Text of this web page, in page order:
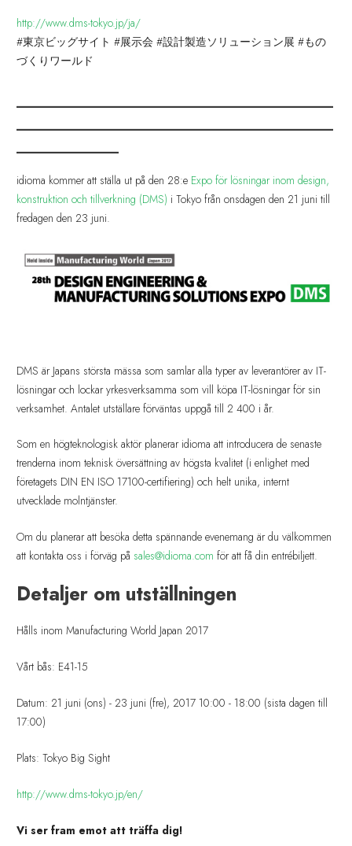
http://www.dms-tokyo.jp/ja/
#東京ビッグサイト #展示会 #設計製造ソリューション展 #もの
づくりワールド
_______________________________
_______________________________
__________
idioma kommer att ställa ut på den 28:e Expo för lösningar inom design,
konstruktion och tillverkning (DMS) i Tokyo från onsdagen den 21 juni till
fredagen den 23 juni.
DMS är Japans största mässa som samlar alla typer av leverantörer av IT-
lösningar och lockar yrkesverksamma som vill köpa IT-lösningar för sin
verksamhet. Antalet utställare förväntas uppgå till 2 400 i år.
Som en högteknologisk aktör planerar idioma att introducera de senaste
trenderna inom teknisk översättning av högsta kvalitet (i enlighet med
företagets DIN EN ISO 17100-certifiering) och helt unika, internt
utvecklade molntjänster.
Om du planerar att besöka detta spännande evenemang är du välkommen
att kontakta oss i förväg på sales@idioma.com för att få din entrébiljett.
Detaljer om utställningen
Hålls inom Manufacturing World Japan 2017
Vårt bås: E41-15
Datum: 21 juni (ons) - 23 juni (fre), 2017 10:00 - 18:00 (sista dagen till
17:00)
Plats: Tokyo Big Sight
http://www.dms-tokyo.jp/en/
Vi ser fram emot att träffa dig!